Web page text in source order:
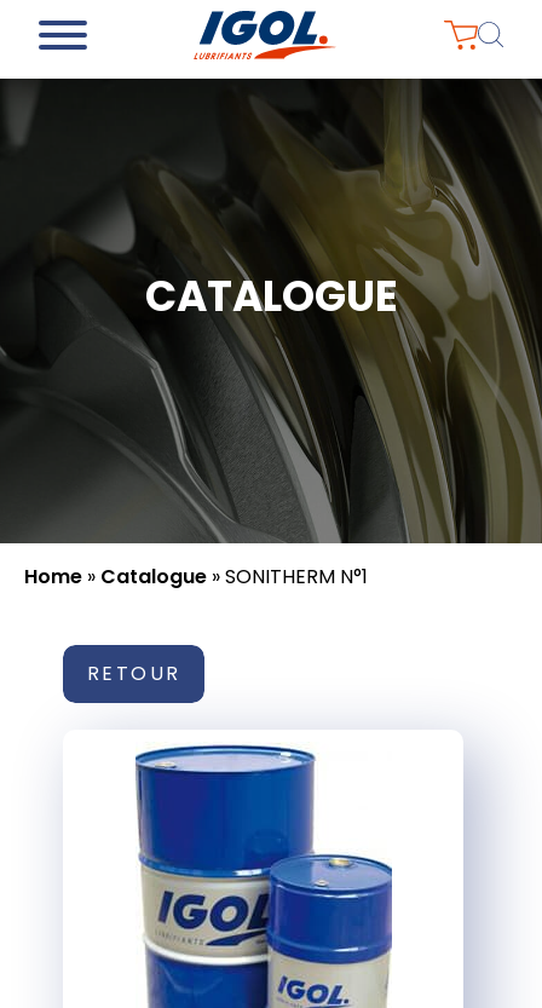
CATALOGUE
Home » Catalogue »SONITHERM N°1
RETOUR